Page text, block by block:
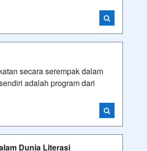
secara serempak dalam
adalah program dari
Dunia Literasi